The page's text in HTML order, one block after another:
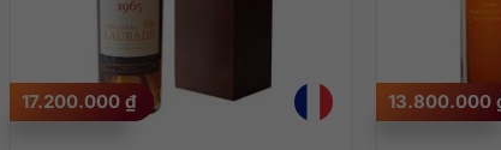
thức hoặc dùng làm rượu nền cho ly cocktail yêu thích
cây…
17.200.000 ₫ 13.800.000